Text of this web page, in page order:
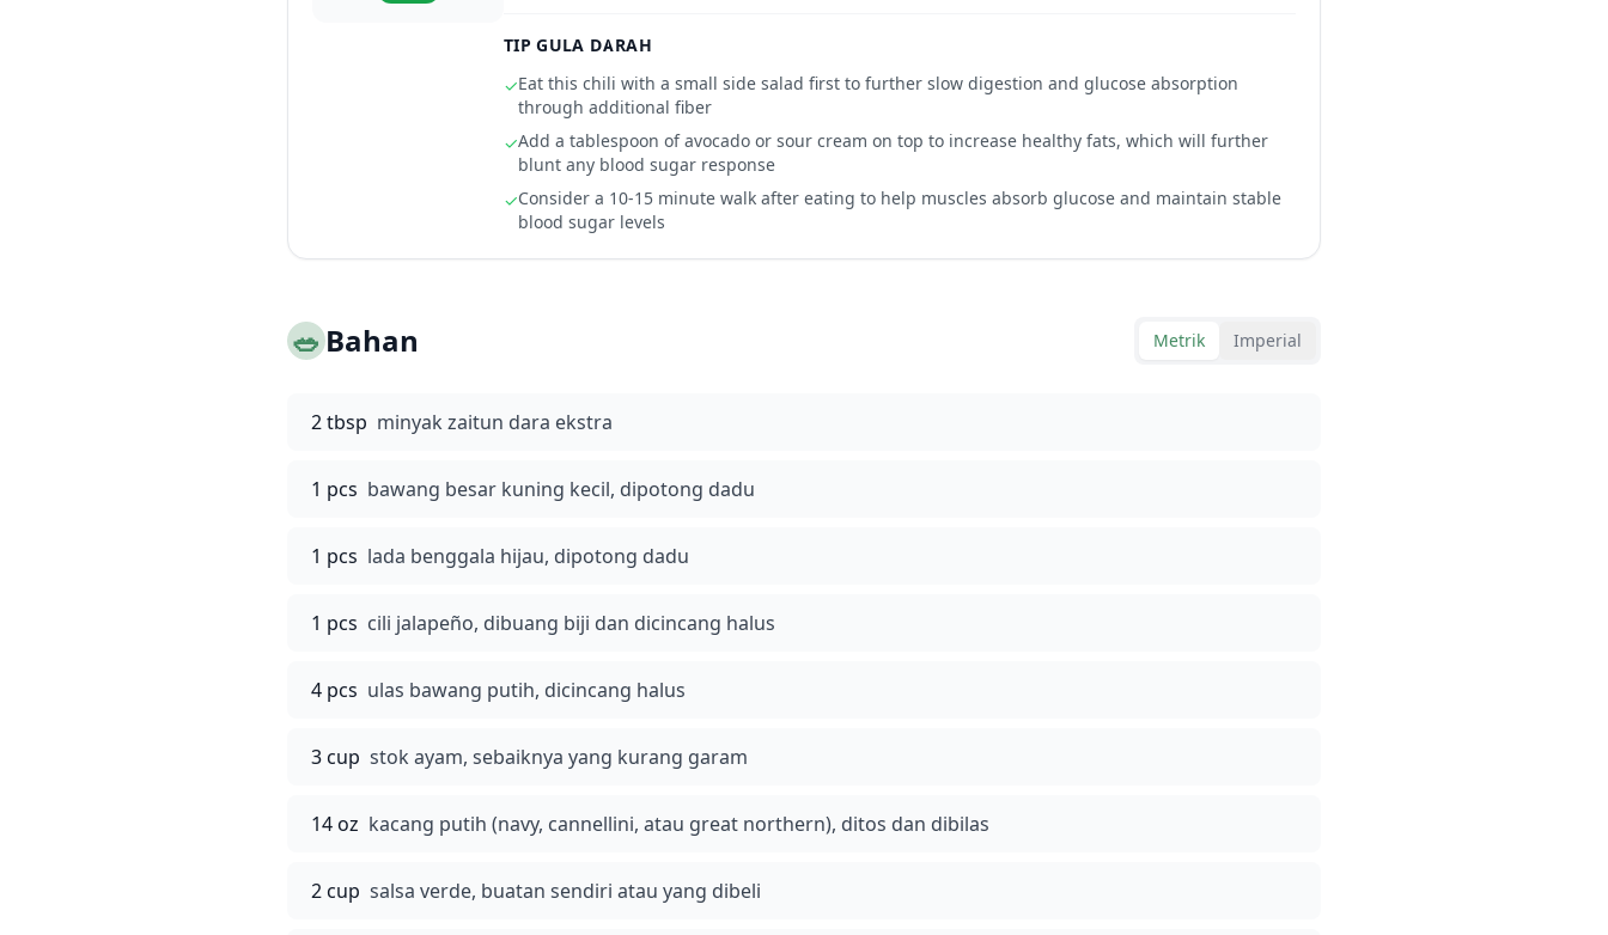
TIP GULA DARAH
✓Eat this chili with a small side salad first to further slow digestion and glucose absorption
through additional fiber
✓Add a tablespoon of avocado or sour cream on top to increase healthy fats, which will further
blunt any blood sugar response
✓Consider a 10-15 minute walk after eating to help muscles absorb glucose and maintain stable
blood sugar levels
🥗Bahan Metrik Imperial
2 tbsp minyak zaitun dara ekstra
1 pcs bawang besar kuning kecil, dipotong dadu
1 pcs lada benggala hijau, dipotong dadu
1 pcs cili jalapeño, dibuang biji dan dicincang halus
4 pcs ulas bawang putih, dicincang halus
3 cup stok ayam, sebaiknya yang kurang garam
14 oz kacang putih (navy, cannellini, atau great northern), ditos dan dibilas
2 cup salsa verde, buatan sendiri atau yang dibeli